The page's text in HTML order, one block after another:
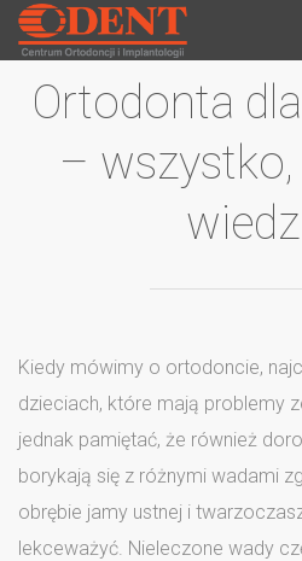
Ortodonta
–
Kiedy mówimy o ortodoncie,
dzieciach, które mają problemy
jednak pamiętać, że również
borykają się z różnymi wadami
obrębie jamy ustnej i
lekceważyć. Nieleczone wady